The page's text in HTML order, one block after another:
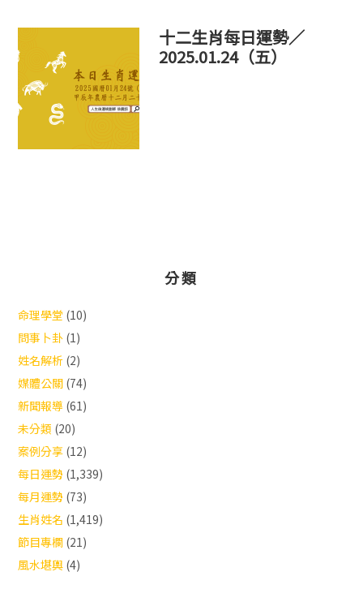
十二生肖每日運勢／
2025.01.24（五）
分類
命理學堂 (10)
問事卜卦 (1)
姓名解析 (2)
媒體公關 (74)
新聞報導 (61)
未分類 (20)
案例分享 (12)
每日運勢 (1,339)
每月運勢 (73)
生肖姓名 (1,419)
節目專欄 (21)
風水堪輿 (4)